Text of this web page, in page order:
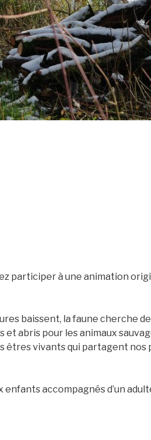
participer à une animation
baissent, la faune cherche
abris pour les animaux
êtres vivants qui partagent nos
accompagnés d’un